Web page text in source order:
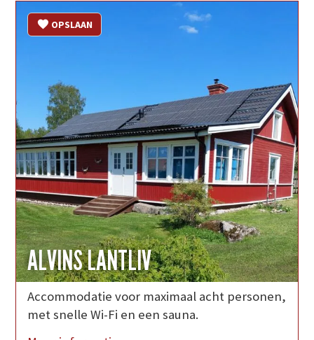
ALVINS LANTLIV
OPSLAAN
Accommodatie voor maximaal acht personen,
met snelle Wi-Fi en een sauna.